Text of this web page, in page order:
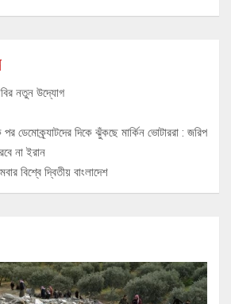
নতুন উদ্যোগ
ডেমোক্র্যাটদের দিকে ঝুঁকছে মার্কিন ভোটাররা : জরিপ
না ইরান
বিশ্বে দ্বিতীয় বাংলাদেশ